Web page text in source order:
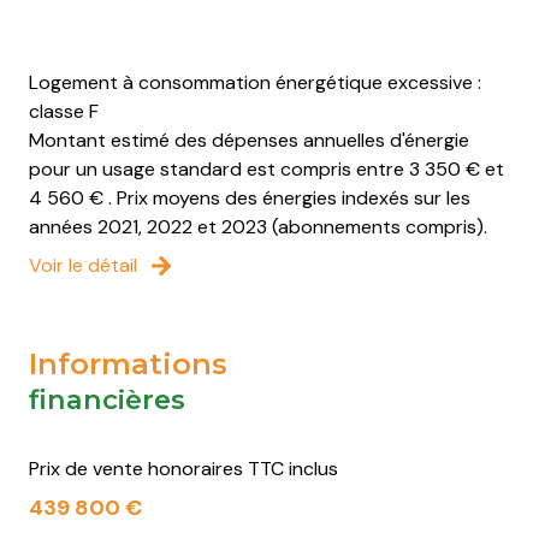
Logement à consommation énergétique excessive :
classe F
Montant estimé des dépenses annuelles d'énergie
pour un usage standard est compris entre 3 350 € et
4 560 € . Prix moyens des énergies indexés sur les
années 2021, 2022 et 2023 (abonnements compris).
Voir le détail
Informations
financières
Prix de vente honoraires TTC inclus
439 800 €